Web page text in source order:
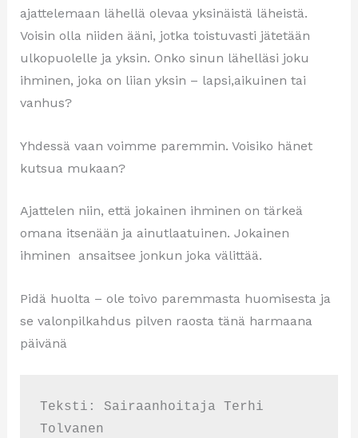
ajattelemaan lähellä olevaa yksinäistä läheistä.
Voisin olla niiden ääni, jotka toistuvasti jätetään
ulkopuolelle ja yksin. Onko sinun lähelläsi joku
ihminen, joka on liian yksin – lapsi,aikuinen tai
vanhus?
Yhdessä vaan voimme paremmin. Voisiko hänet
kutsua mukaan?
Ajattelen niin, että jokainen ihminen on tärkeä
omana itsenään ja ainutlaatuinen. Jokainen
ihminen ansaitsee jonkun joka välittää.
Pidä huolta – ole toivo paremmasta huomisesta ja
se valonpilkahdus pilven raosta tänä harmaana
päivänä
Teksti: Sairaanhoitaja Terhi
Tolvanen